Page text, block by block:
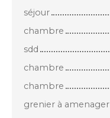
séjour
chambre
sdd
chambre
chambre
grenier à amenager